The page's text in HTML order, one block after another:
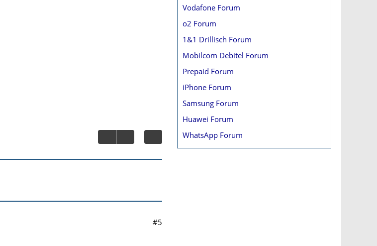
#5
Vodafone Forum
o2 Forum
1&1 Drillisch Forum
Mobilcom Debitel Forum
Prepaid Forum
iPhone Forum
Samsung Forum
Huawei Forum
WhatsApp Forum